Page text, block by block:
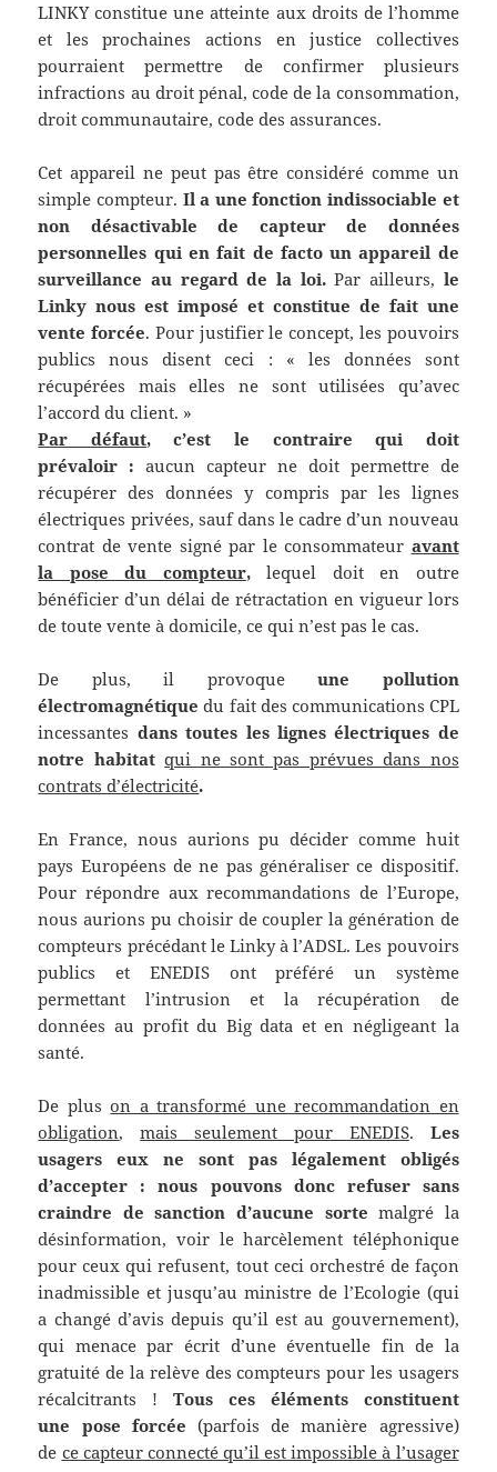
LINKY constitue une atteinte aux droits de l’homme
et les prochaines actions en justice collectives
pourraient permettre de confirmer plusieurs
infractions au droit pénal, code de la consommation,
droit communautaire, code des assurances.
Cet appareil ne peut pas être considéré comme un
simple compteur. Il a une fonction indissociable et
non désactivable de capteur de données
personnelles qui en fait de facto un appareil de
surveillance au regard de la loi.Par ailleurs, le
Linky nous est imposé et constitue de fait une
vente forcée. Pour justifier le concept, les pouvoirs
publics nous disent ceci : « les données sont
récupérées mais elles ne sont utilisées qu’avec
l’accord du client. »
Par défaut, c’est le contraire qui doit
prévaloir :aucun capteur ne doit permettre de
récupérer des données y compris par les lignes
électriques privées, sauf dans le cadre d’un nouveau
contrat de vente signé par le consommateur avant
la pose du compteur,lequel doit en outre
bénéficier d’un délai de rétractation en vigueur lors
de toute vente à domicile, ce qui n’est pas le cas.
De plus, il provoqueune pollution
électromagnétiquedu fait des communications CPL
incessantes dans toutes les lignes électriques de
notre habitatqui ne sont pas prévues dans nos
contrats d’électricité.
En France, nous aurions pu décider comme huit
pays Européens de ne pas généraliser ce dispositif.
Pour répondre aux recommandations de l’Europe,
nous aurions pu choisir de coupler la génération de
compteurs précédant le Linky à l’ADSL. Les pouvoirs
publics et ENEDIS ont préféré un système
permettant l’intrusion et la récupération de
données au profit du Big data et en négligeant la
santé.
De pluson a transformé une recommandation en
obligation,mais seulement pour ENEDIS. Les
usagers eux ne sont pas légalement obligés
d’accepter : nous pouvons donc refuser sans
craindre de sanction d’aucune sortemalgré la
désinformation, voir le harcèlement téléphonique
pour ceux qui refusent, tout ceci orchestré de façon
inadmissible et jusqu’au ministre de l’Ecologie (qui
a changé d’avis depuis qu’il est au gouvernement),
qui menace par écrit d’une éventuelle fin de la
gratuité de la relève des compteurs pour les usagers
récalcitrants !Tous ces éléments constituent
une pose forcée (parfois de manière agressive)
de ce capteur connecté qu’il est impossible à l’usager